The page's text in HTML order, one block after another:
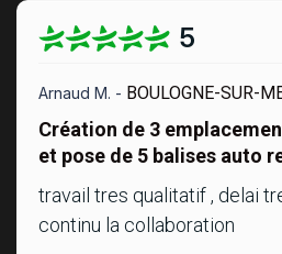
5
Arnaud M. - BOULOGNE-SUR-
Création de 3
et pose de 5 balises auto
travail tres qualitatif , delai
continu la collaboration